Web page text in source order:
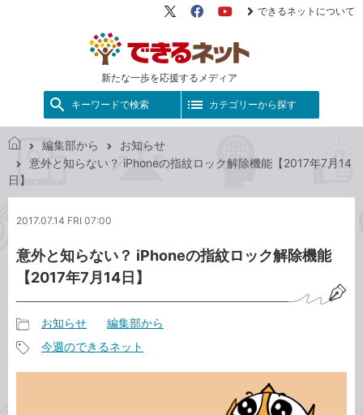
新たな一歩を応援するメディア
X（旧
FacebookYouTube
できるネットについて
キーワードで検索 カテゴリーから探す
で
き
ッ
編集部から
お知らせ
意外と知らない？ iPhoneの指紋ロック解除機能【2017年7月14
日】
2017.07.14 FRI 07:00
意外と知らない？ iPhoneの指紋ロック解除機能
【2017年7月14日】
事
カ
お知らせ 編集部から
今週のできるネット